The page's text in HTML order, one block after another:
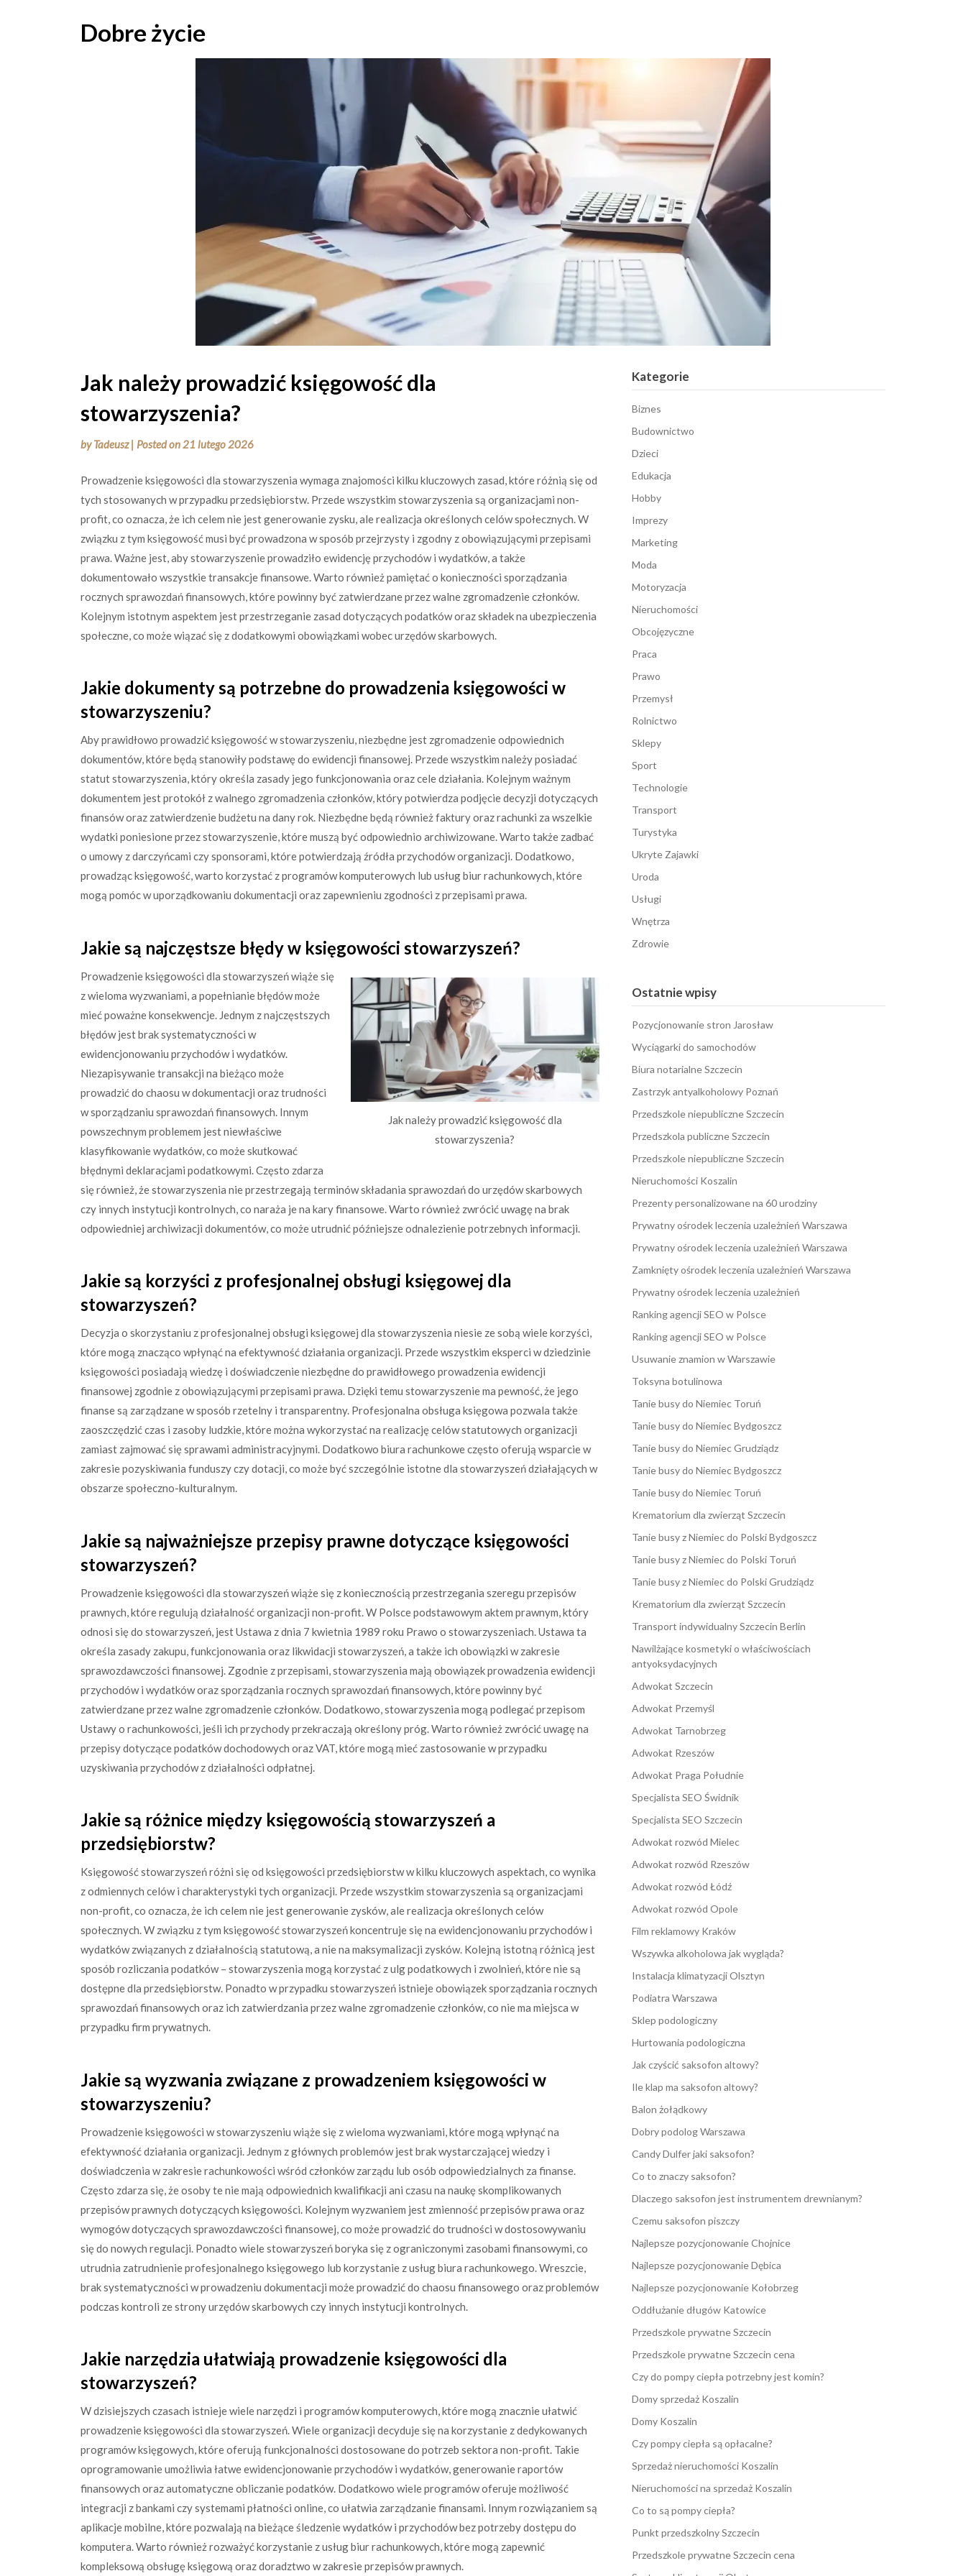
Dobre życie
Jak należy prowadzić księgowość dla
stowarzyszenia?
byTadeusz | Posted on21 lutego 2026
Prowadzenie księgowości dla stowarzyszenia wymaga znajomości kilku kluczowych zasad, które różnią się od
tych stosowanych w przypadku przedsiębiorstw. Przede wszystkim stowarzyszenia są organizacjami non-
profit, co oznacza, że ich celem nie jest generowanie zysku, ale realizacja określonych celów społecznych. W
związku z tym księgowość musi być prowadzona w sposób przejrzysty i zgodny z obowiązującymi przepisami
prawa. Ważne jest, aby stowarzyszenie prowadziło ewidencję przychodów i wydatków, a także
dokumentowało wszystkie transakcje finansowe. Warto również pamiętać o konieczności sporządzania
rocznych sprawozdań finansowych, które powinny być zatwierdzane przez walne zgromadzenie członków.
Kolejnym istotnym aspektem jest przestrzeganie zasad dotyczących podatków oraz składek na ubezpieczenia
społeczne, co może wiązać się z dodatkowymi obowiązkami wobec urzędów skarbowych.
Jakie dokumenty są potrzebne do prowadzenia księgowości w
stowarzyszeniu?
Aby prawidłowo prowadzić księgowość w stowarzyszeniu, niezbędne jest zgromadzenie odpowiednich
dokumentów, które będą stanowiły podstawę do ewidencji finansowej. Przede wszystkim należy posiadać
statut stowarzyszenia, który określa zasady jego funkcjonowania oraz cele działania. Kolejnym ważnym
dokumentem jest protokół z walnego zgromadzenia członków, który potwierdza podjęcie decyzji dotyczących
finansów oraz zatwierdzenie budżetu na dany rok. Niezbędne będą również faktury oraz rachunki za wszelkie
wydatki poniesione przez stowarzyszenie, które muszą być odpowiednio archiwizowane. Warto także zadbać
o umowy z darczyńcami czy sponsorami, które potwierdzają źródła przychodów organizacji. Dodatkowo,
prowadząc księgowość, warto korzystać z programów komputerowych lub usług biur rachunkowych, które
mogą pomóc w uporządkowaniu dokumentacji oraz zapewnieniu zgodności z przepisami prawa.
Jakie są najczęstsze błędy w księgowości stowarzyszeń?
Jak należy prowadzić księgowość dla
stowarzyszenia?
Prowadzenie księgowości dla stowarzyszeń wiąże się
z wieloma wyzwaniami, a popełnianie błędów może
mieć poważne konsekwencje. Jednym z najczęstszych
błędów jest brak systematyczności w
ewidencjonowaniu przychodów i wydatków.
Niezapisywanie transakcji na bieżąco może
prowadzić do chaosu w dokumentacji oraz trudności
w sporządzaniu sprawozdań finansowych. Innym
powszechnym problemem jest niewłaściwe
klasyfikowanie wydatków, co może skutkować
błędnymi deklaracjami podatkowymi. Często zdarza
się również, że stowarzyszenia nie przestrzegają terminów składania sprawozdań do urzędów skarbowych
czy innych instytucji kontrolnych, co naraża je na kary finansowe. Warto również zwrócić uwagę na brak
odpowiedniej archiwizacji dokumentów, co może utrudnić późniejsze odnalezienie potrzebnych informacji.
Jakie są korzyści z profesjonalnej obsługi księgowej dla
stowarzyszeń?
Decyzja o skorzystaniu z profesjonalnej obsługi księgowej dla stowarzyszenia niesie ze sobą wiele korzyści,
które mogą znacząco wpłynąć na efektywność działania organizacji. Przede wszystkim eksperci w dziedzinie
księgowości posiadają wiedzę i doświadczenie niezbędne do prawidłowego prowadzenia ewidencji
finansowej zgodnie z obowiązującymi przepisami prawa. Dzięki temu stowarzyszenie ma pewność, że jego
finanse są zarządzane w sposób rzetelny i transparentny. Profesjonalna obsługa księgowa pozwala także
zaoszczędzić czas i zasoby ludzkie, które można wykorzystać na realizację celów statutowych organizacji
zamiast zajmować się sprawami administracyjnymi. Dodatkowo biura rachunkowe często oferują wsparcie w
zakresie pozyskiwania funduszy czy dotacji, co może być szczególnie istotne dla stowarzyszeń działających w
obszarze społeczno-kulturalnym.
Jakie są najważniejsze przepisy prawne dotyczące księgowości
stowarzyszeń?
Prowadzenie księgowości dla stowarzyszeń wiąże się z koniecznością przestrzegania szeregu przepisów
prawnych, które regulują działalność organizacji non-profit. W Polsce podstawowym aktem prawnym, który
odnosi się do stowarzyszeń, jest Ustawa z dnia 7 kwietnia 1989 roku Prawo o stowarzyszeniach. Ustawa ta
określa zasady zakupu, funkcjonowania oraz likwidacji stowarzyszeń, a także ich obowiązki w zakresie
sprawozdawczości finansowej. Zgodnie z przepisami, stowarzyszenia mają obowiązek prowadzenia ewidencji
przychodów i wydatków oraz sporządzania rocznych sprawozdań finansowych, które powinny być
zatwierdzane przez walne zgromadzenie członków. Dodatkowo, stowarzyszenia mogą podlegać przepisom
Ustawy o rachunkowości, jeśli ich przychody przekraczają określony próg. Warto również zwrócić uwagę na
przepisy dotyczące podatków dochodowych oraz VAT, które mogą mieć zastosowanie w przypadku
uzyskiwania przychodów z działalności odpłatnej.
Jakie są różnice między księgowością stowarzyszeń a
przedsiębiorstw?
Księgowość stowarzyszeń różni się od księgowości przedsiębiorstw w kilku kluczowych aspektach, co wynika
z odmiennych celów i charakterystyki tych organizacji. Przede wszystkim stowarzyszenia są organizacjami
non-profit, co oznacza, że ich celem nie jest generowanie zysków, ale realizacja określonych celów
społecznych. W związku z tym księgowość stowarzyszeń koncentruje się na ewidencjonowaniu przychodów i
wydatków związanych z działalnością statutową, a nie na maksymalizacji zysków. Kolejną istotną różnicą jest
sposób rozliczania podatków – stowarzyszenia mogą korzystać z ulg podatkowych i zwolnień, które nie są
dostępne dla przedsiębiorstw. Ponadto w przypadku stowarzyszeń istnieje obowiązek sporządzania rocznych
sprawozdań finansowych oraz ich zatwierdzania przez walne zgromadzenie członków, co nie ma miejsca w
przypadku firm prywatnych.
Jakie są wyzwania związane z prowadzeniem księgowości w
stowarzyszeniu?
Prowadzenie księgowości w stowarzyszeniu wiąże się z wieloma wyzwaniami, które mogą wpłynąć na
efektywność działania organizacji. Jednym z głównych problemów jest brak wystarczającej wiedzy i
doświadczenia w zakresie rachunkowości wśród członków zarządu lub osób odpowiedzialnych za finanse.
Często zdarza się, że osoby te nie mają odpowiednich kwalifikacji ani czasu na naukę skomplikowanych
przepisów prawnych dotyczących księgowości. Kolejnym wyzwaniem jest zmienność przepisów prawa oraz
wymogów dotyczących sprawozdawczości finansowej, co może prowadzić do trudności w dostosowywaniu
się do nowych regulacji. Ponadto wiele stowarzyszeń boryka się z ograniczonymi zasobami finansowymi, co
utrudnia zatrudnienie profesjonalnego księgowego lub korzystanie z usług biura rachunkowego. Wreszcie,
brak systematyczności w prowadzeniu dokumentacji może prowadzić do chaosu finansowego oraz problemów
podczas kontroli ze strony urzędów skarbowych czy innych instytucji kontrolnych.
Jakie narzędzia ułatwiają prowadzenie księgowości dla
stowarzyszeń?
W dzisiejszych czasach istnieje wiele narzędzi i programów komputerowych, które mogą znacznie ułatwić
prowadzenie księgowości dla stowarzyszeń. Wiele organizacji decyduje się na korzystanie z dedykowanych
programów księgowych, które oferują funkcjonalności dostosowane do potrzeb sektora non-profit. Takie
oprogramowanie umożliwia łatwe ewidencjonowanie przychodów i wydatków, generowanie raportów
finansowych oraz automatyczne obliczanie podatków. Dodatkowo wiele programów oferuje możliwość
integracji z bankami czy systemami płatności online, co ułatwia zarządzanie finansami. Innym rozwiązaniem są
aplikacje mobilne, które pozwalają na bieżące śledzenie wydatków i przychodów bez potrzeby dostępu do
komputera. Warto również rozważyć korzystanie z usług biur rachunkowych, które mogą zapewnić
kompleksową obsługę księgową oraz doradztwo w zakresie przepisów prawnych.
Kategorie
Biznes
Budownictwo
Dzieci
Edukacja
Hobby
Imprezy
Marketing
Moda
Motoryzacja
Nieruchomości
Obcojęzyczne
Praca
Prawo
Przemysł
Rolnictwo
Sklepy
Sport
Technologie
Transport
Turystyka
Ukryte Zajawki
Uroda
Usługi
Wnętrza
Zdrowie
Ostatnie wpisy
Pozycjonowanie stron Jarosław
Wyciągarki do samochodów
Biura notarialne Szczecin
Zastrzyk antyalkoholowy Poznań
Przedszkole niepubliczne Szczecin
Przedszkola publiczne Szczecin
Przedszkole niepubliczne Szczecin
Nieruchomości Koszalin
Prezenty personalizowane na 60 urodziny
Prywatny ośrodek leczenia uzależnień Warszawa
Prywatny ośrodek leczenia uzależnień Warszawa
Zamknięty ośrodek leczenia uzależnień Warszawa
Prywatny ośrodek leczenia uzależnień
Ranking agencji SEO w Polsce
Ranking agencji SEO w Polsce
Usuwanie znamion w Warszawie
Toksyna botulinowa
Tanie busy do Niemiec Toruń
Tanie busy do Niemiec Bydgoszcz
Tanie busy do Niemiec Grudziądz
Tanie busy do Niemiec Bydgoszcz
Tanie busy do Niemiec Toruń
Krematorium dla zwierząt Szczecin
Tanie busy z Niemiec do Polski Bydgoszcz
Tanie busy z Niemiec do Polski Toruń
Tanie busy z Niemiec do Polski Grudziądz
Krematorium dla zwierząt Szczecin
Transport indywidualny Szczecin Berlin
Nawilżające kosmetyki o właściwościach
antyoksydacyjnych
Adwokat Szczecin
Adwokat Przemyśl
Adwokat Tarnobrzeg
Adwokat Rzeszów
Adwokat Praga Południe
Specjalista SEO Świdnik
Specjalista SEO Szczecin
Adwokat rozwód Mielec
Adwokat rozwód Rzeszów
Adwokat rozwód Łódź
Adwokat rozwód Opole
Film reklamowy Kraków
Wszywka alkoholowa jak wygląda?
Instalacja klimatyzacji Olsztyn
Podiatra Warszawa
Sklep podologiczny
Hurtowania podologiczna
Jak czyścić saksofon altowy?
Ile klap ma saksofon altowy?
Balon żołądkowy
Dobry podolog Warszawa
Candy Dulfer jaki saksofon?
Co to znaczy saksofon?
Dlaczego saksofon jest instrumentem drewnianym?
Czemu saksofon piszczy
Najlepsze pozycjonowanie Chojnice
Najlepsze pozycjonowanie Dębica
Najlepsze pozycjonowanie Kołobrzeg
Oddłużanie długów Katowice
Przedszkole prywatne Szczecin
Przedszkole prywatne Szczecin cena
Czy do pompy ciepła potrzebny jest komin?
Domy sprzedaż Koszalin
Domy Koszalin
Czy pompy ciepła są opłacalne?
Sprzedaż nieruchomości Koszalin
Nieruchomości na sprzedaż Koszalin
Co to są pompy ciepła?
Punkt przedszkolny Szczecin
Przedszkole prywatne Szczecin cena